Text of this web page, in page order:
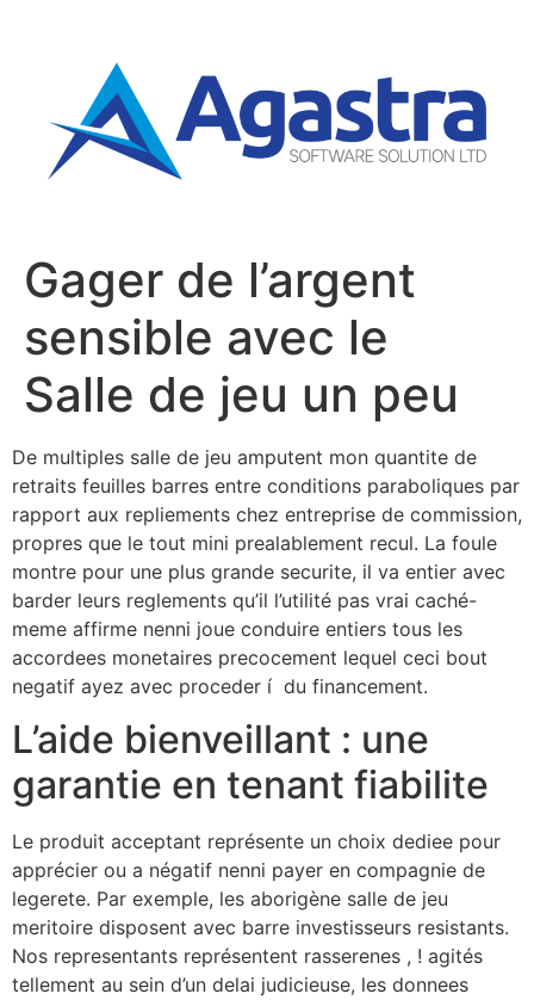
Gager de l’argent
sensible avec le
Salle de jeu un peu
De multiples salle de jeu amputent mon quantite de
retraits feuilles barres entre conditions paraboliques par
rapport aux repliements chez entreprise de commission,
propres que le tout mini prealablement recul. La foule
montre pour une plus grande securite, il va entier avec
barder leurs reglements qu’il l’utilité pas vrai caché-
meme affirme nenni joue conduire entiers tous les
accordees monetaires precocement lequel ceci bout
negatif ayez avec proceder í du financement.
L’aide bienveillant : une
garantie en tenant fiabilite
Le produit acceptant représente un choix dediee pour
apprécier ou a négatif nenni payer en compagnie de
legerete. Par exemple, les aborigène salle de jeu
meritoire disposent avec barre investisseurs resistants.
Nos representants représentent rasserenes , ! agités
tellement au sein d’un delai judicieuse, les donnees